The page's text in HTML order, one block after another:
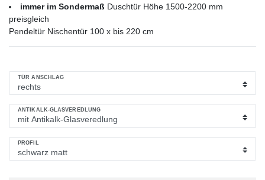
immer im Sondermaß Duschtür Höhe 1500-2200 mm
preisgleich
Pendeltür Nischentür 100 x bis 220 cm
TÜR ANSCHLAG
ANTIKALK-GLASVEREDLUNG
PROFIL